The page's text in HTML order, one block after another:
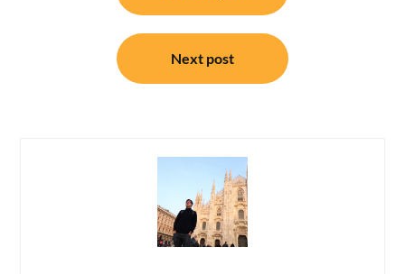
Next post